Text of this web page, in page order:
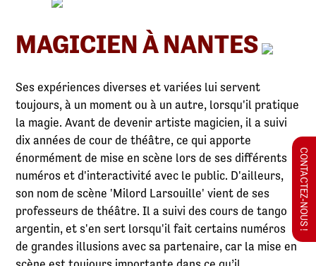
MAGICIEN À NANTES
Ses expériences diverses et variées lui servent
toujours, à un moment ou à un autre, lorsqu'il pratique
la magie. Avant de devenir artiste magicien, il a suivi
dix années de cour de théâtre, ce qui apporte
énormément de mise en scène lors de ses différents
numéros et d'interactivité avec le public. D'ailleurs,
son nom de scène 'Milord Larsouille' vient de ses
professeurs de théâtre. Il a suivi des cours de tango
argentin, et s'en sert lorsqu'il fait certains numéros
de grandes illusions avec sa partenaire, car la mise en
CONTACTEZ-NOUS !